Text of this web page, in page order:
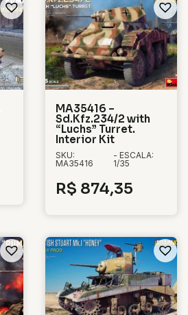
MA35416 –
Sd.Kfz.234/2 with
“Luchs” Turret.
Interior Kit
SKU:
MA35416
- ESCALA:
1/35
R$ 874,35